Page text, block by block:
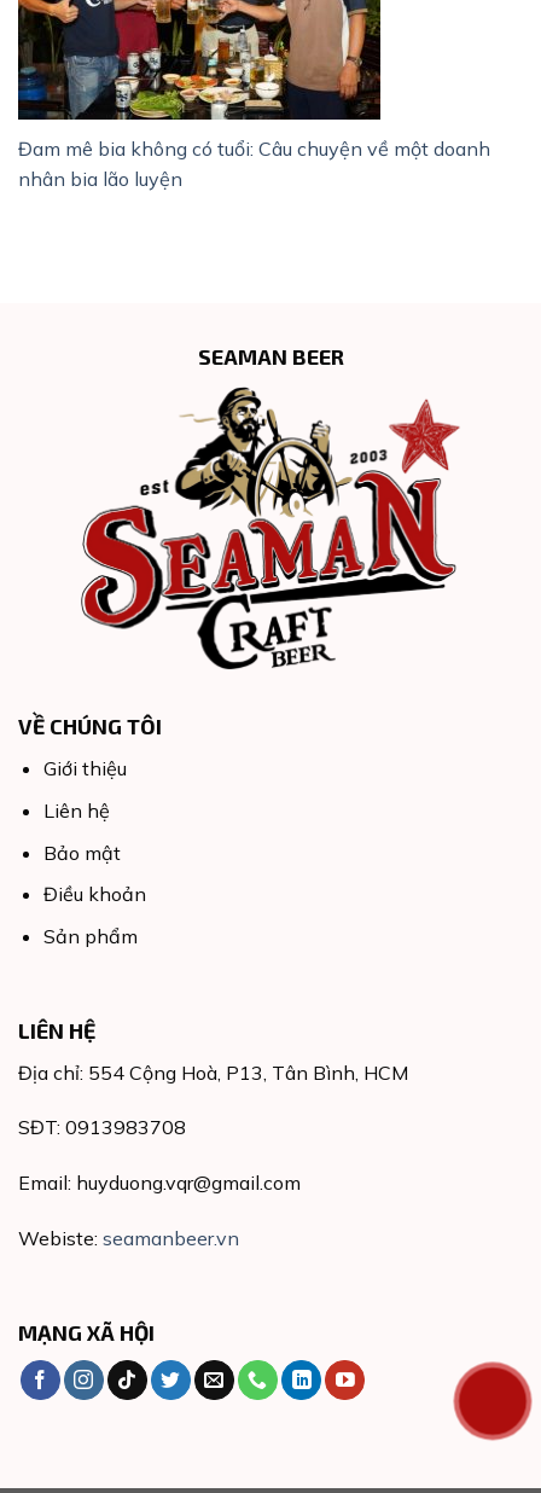
Đam mê bia không có tuổi: Câu chuyện về một doanh
nhân bia lão luyện
SEAMAN BEER
VỀ CHÚNG TÔI
Giới thiệu
Liên hệ
Bảo mật
Điều khoản
Sản phẩm
LIÊN HỆ
Địa chỉ: 554 Cộng Hoà, P13, Tân Bình, HCM
SĐT: 0913983708
Email: huyduong.vqr@gmail.com
Webiste: seamanbeer.vn
MẠNG XÃ HỘI